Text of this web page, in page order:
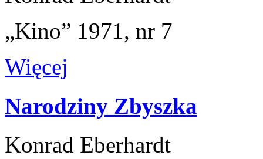
„Kino” 1971, nr 7
Więcej
Narodziny Zbyszka
Konrad Eberhardt